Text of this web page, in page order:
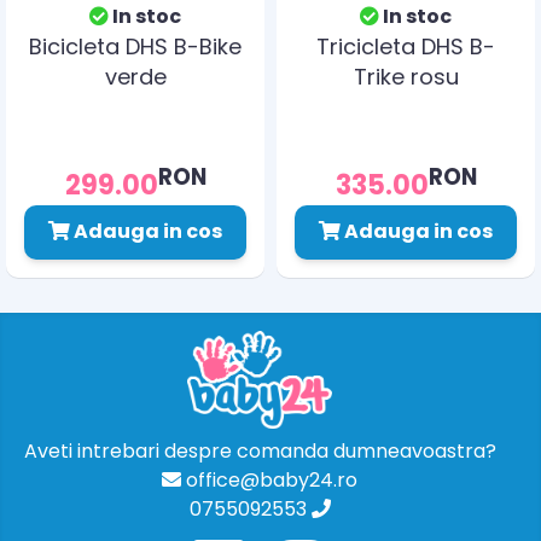
In stoc
Bicicleta DHS B-Bike
verde
299.00RON
Adauga in cos
In stoc
Tricicleta DHS B-
Trike rosu
335.00RON
Adauga in cos
Aveti intrebari despre comanda dumneavoastra?
office@baby24.ro
0755092553